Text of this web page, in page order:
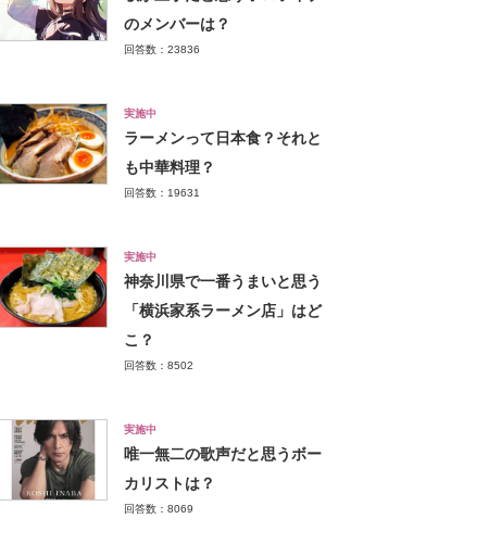
のメンバーは？
回答数：23836
実施中
ラーメンって日本食？それと
も中華料理？
回答数：19631
実施中
神奈川県で一番うまいと思う
「横浜家系ラーメン店」はど
こ？
回答数：8502
実施中
唯一無二の歌声だと思うボー
カリストは？
回答数：8069